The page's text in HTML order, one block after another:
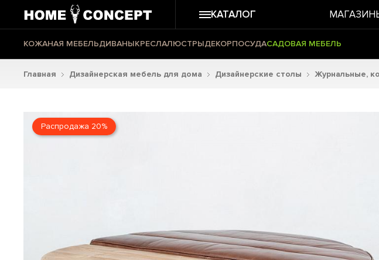
КАТАЛОГ
КОЖАНАЯ МЕБЕЛЬДИВАНЫКРЕСЛАЛЮСТРЫДЕКОРПОСУДАСАДОВАЯ МЕБЕЛЬ
Главная Дизайнерская мебель для дома Дизайнерские столы Журнальные,
Распродажа 20%